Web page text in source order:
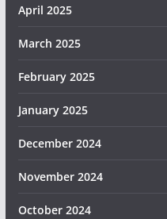
April 2025
March 2025
February 2025
January 2025
December 2024
November 2024
October 2024